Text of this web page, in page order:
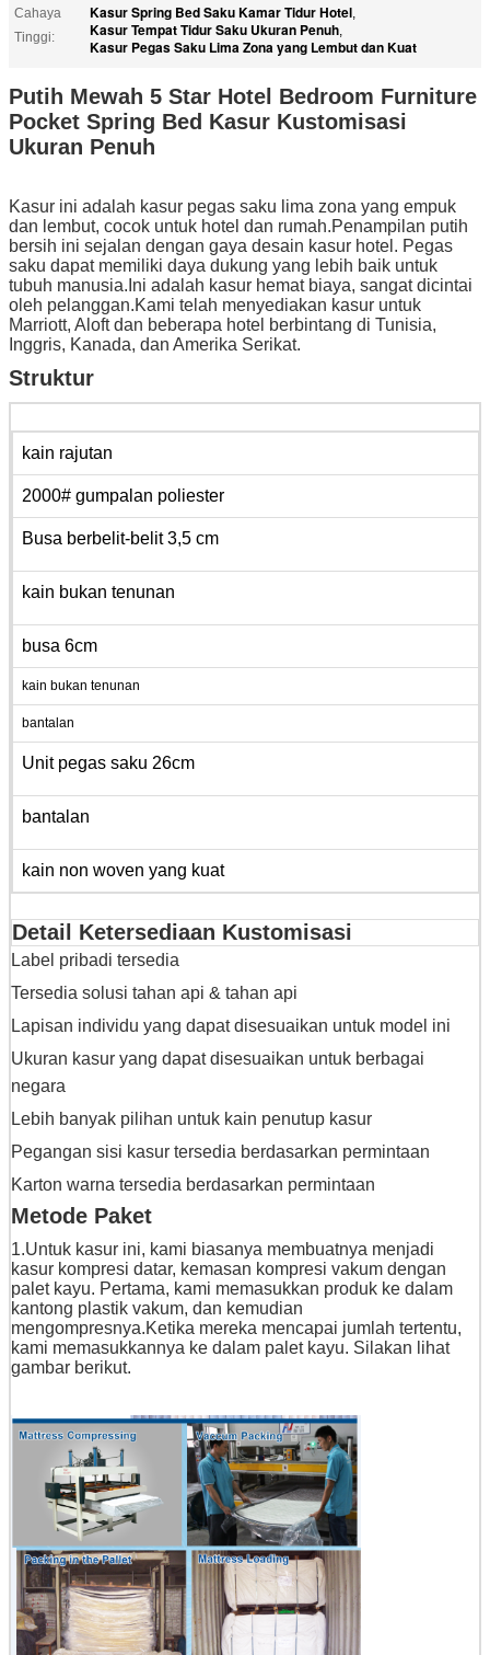
Cahaya
Tinggi:
Kasur Spring Bed Saku Kamar Tidur Hotel,
Kasur Tempat Tidur Saku Ukuran Penuh,
Kasur Pegas Saku Lima Zona yang Lembut dan Kuat
Putih Mewah 5 Star Hotel Bedroom Furniture
Pocket Spring Bed Kasur Kustomisasi
Ukuran Penuh
Kasur ini adalah kasur pegas saku lima zona yang empuk
dan lembut, cocok untuk hotel dan rumah.Penampilan putih
bersih ini sejalan dengan gaya desain kasur hotel. Pegas
saku dapat memiliki daya dukung yang lebih baik untuk
tubuh manusia. Ini adalah kasur hemat biaya, sangat dicintai
oleh pelanggan.Kami telah menyediakan kasur untuk
Marriott, Aloft dan beberapa hotel berbintang di Tunisia,
Inggris, Kanada, dan Amerika Serikat.
Struktur
kain rajutan
2000# gumpalan poliester
Busa berbelit-belit 3,5 cm
kain bukan tenunan
busa 6cm
kain bukan tenunan
bantalan
Unit pegas saku 26cm
bantalan
kain non woven yang kuat
Detail Ketersediaan Kustomisasi
Label pribadi tersedia
Tersedia solusi tahan api & tahan api
Lapisan individu yang dapat disesuaikan untuk model ini
Ukuran kasur yang dapat disesuaikan untuk berbagai
negara
Lebih banyak pilihan untuk kain penutup kasur
Pegangan sisi kasur tersedia berdasarkan permintaan
Karton warna tersedia berdasarkan permintaan
Metode Paket
1.Untuk kasur ini, kami biasanya membuatnya menjadi
kasur kompresi datar, kemasan kompresi vakum dengan
palet kayu. Pertama, kami memasukkan produk ke dalam
kantong plastik vakum, dan kemudian
mengompresnya.Ketika mereka mencapai jumlah tertentu,
kami memasukkannya ke dalam palet kayu. Silakan lihat
gambar berikut.